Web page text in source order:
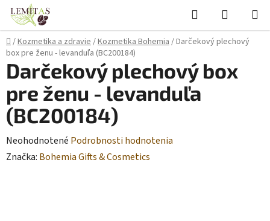
Prejsť
obsah
Hľadať
KOŠÍK
Domov
/Kozmetika a zdravie/Kozmetika Bohemia/Darčekový plechový
box pre ženu - levanduľa (BC200184)
Darčekový plechový box
pre ženu - levanduľa
(BC200184)
Priemerné
hodnotenie
Neohodnotené Podrobnosti hodnotenia
Značka: Bohemia Gifts & Cosmetics